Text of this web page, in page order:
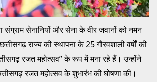
संग्राम सेनानियों और सेना के वीर जवानों को नमन
राज्य की स्थापना के 25 गौरवशाली वर्षाें की
रजत महोत्सव’’ के रूप में मना रहे हैं। उन्होंने
रजत महोत्सव के शुभारंभ की घोषणा की।